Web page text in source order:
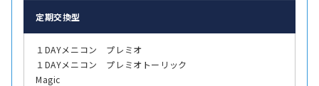
定期交換型
１DAYメニコン プレミオ
１DAYメニコン プレミオトーリック
Magic